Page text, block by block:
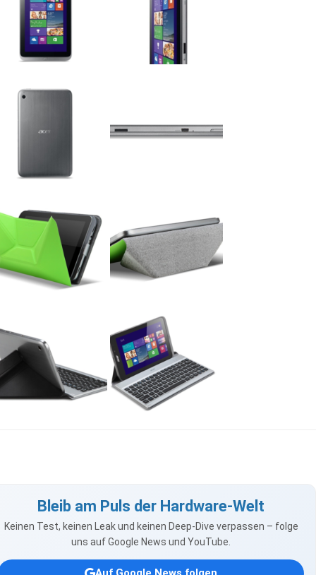
Bleib am Puls der Hardware-Welt
Keinen Test, keinen Leak und keinen Deep-Dive verpassen – folge
uns auf Google News und YouTube.